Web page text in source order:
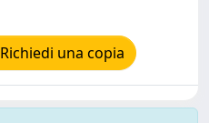
Richiedi una copia